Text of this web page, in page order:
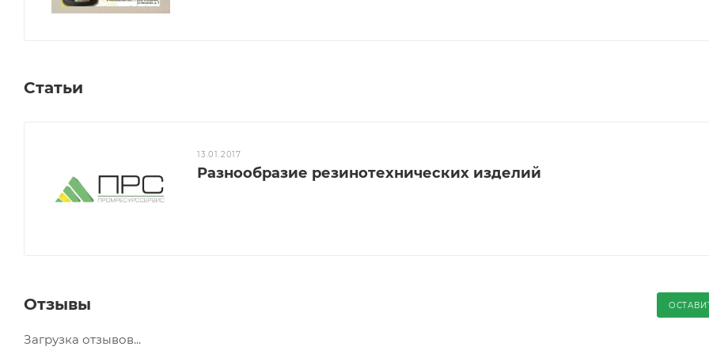
Статьи
13.01.2017
Разнообразие резинотехнических изделий
Отзывы
Загрузка отзывов...